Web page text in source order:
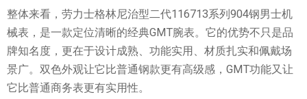
整体来看，劳力士格林尼治型二代116713系列904钢男士机
械表，是一款定位清晰的经典GMT腕表。它的优势不只是品
牌知名度，更在于设计成熟、功能实用、材质扎实和佩戴场
景广。双色外观让它比普通钢款更有高级感，GMT功能又让
它比普通商务表更有实用性。